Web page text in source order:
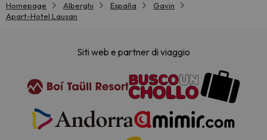
Homepage Alberghi España
Gavin
Apart-Hotel Lausan
Siti web e partner di viaggio